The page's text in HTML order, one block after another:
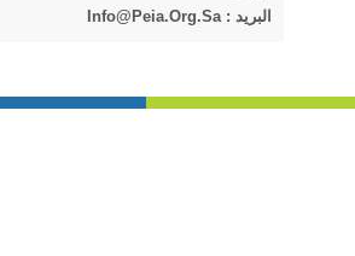
البريد : Info@peia.org.sa